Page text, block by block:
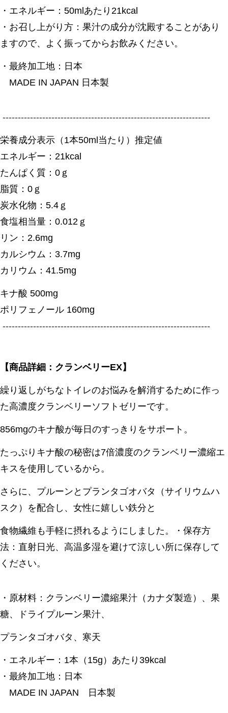
・エネルギー：50mlあたり21kcal
・お召し上がり方：果汁の成分が沈殿することがあり
ますので、よく振ってからお飲みください。
・最終加工地：日本
MADE IN JAPAN 日本製
--------------------------------------------------------------------
栄養成分表示（1本50ml当たり）推定値
エネルギー：21kcal
たんぱく質：0ｇ
脂質：0ｇ
炭水化物：5.4ｇ
食塩相当量：0.012ｇ
リン：2.6mg
カルシウム：3.7mg
カリウム：41.5mg
キナ酸 500mg
ポリフェノール 160mg
--------------------------------------------------------------------
【商品詳細：クランベリーEX】
繰り返しがちなトイレのお悩みを解消するために作っ
た高濃度クランベリーソフトゼリーです。
856mgのキナ酸が毎日のすっきりをサポート。
たっぷりキナ酸の秘密は7倍濃度のクランベリー濃縮エ
キスを使用しているから。
さらに、プルーンとプランタゴオバタ（サイリウムハ
スク）を配合し、女性に嬉しい鉄分と
食物繊維も手軽に摂れるようにしました。・保存方
法：直射日光、高温多湿を避けて涼しい所に保存して
ください。
・原材料：クランベリー濃縮果汁（カナダ製造）、果
糖、ドライプルーン果汁、
プランタゴオバタ、寒天
・エネルギー：1本（15g）あたり39kcal
・最終加工地：日本
MADE IN JAPAN 日本製